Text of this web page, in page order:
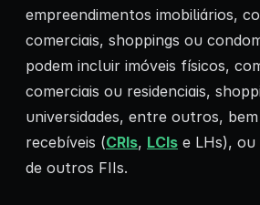
empreendimentos imobiliários,
comerciais, shoppings ou
podem incluir imóveis físicos,
comerciais ou residenciais,
universidades, entre outros,
recebíveis (CRIs, LCIs e LHs),
de outros FIIs.